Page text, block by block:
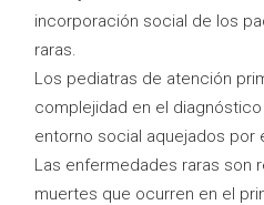
incorporación social de los
raras.
Los pediatras de atención
complejidad en el
entorno social aquejados por
Las enfermedades raras son
muertes que ocurren en el